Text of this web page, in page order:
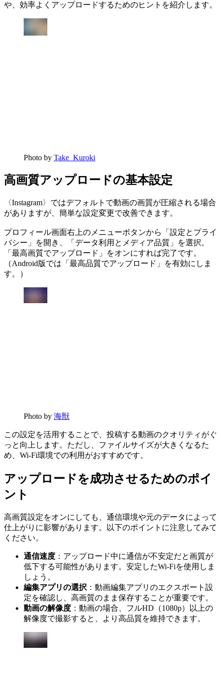
や、効率よくアップロードするためのヒントを紹介します。
Photo by Take_Kuroki
高画質アップロードの基本設定
〈Instagram〉ではデフォルトで動画の画質が圧縮される場合
がありますが、簡単な設定変更で改善できます。
プロフィール画面右上のメニューボタンから「設定とプライ
バシー」を開き、「データ利用とメディア品質」を選択。
「最高画質でアップロード」をオンにすれば完了です。
（Android版では「最高品質でアップロード」を有効にしま
す。）
Photo by 海獣
この設定を活用することで、投稿する動画のクオリティがぐ
っと向上します。ただし、ファイルサイズが大きくなるた
め、Wi-Fi環境での利用がおすすめです。
アップロードを成功させるためのポイ
ント
高画質設定をオンにしても、通信環境や元のデータによって
仕上がりに影響があります。以下のポイントに注意してみて
ください。
通信速度 ：アップロード中に通信が不安定だと画質が
低下する可能性があります。安定したWi-Fiを使用しま
しょう。
編集アプリの選択 ：動画編集アプリのエクスポート設
定を確認し、高画質のまま保存することが重要です。
動画の解像度 ：動画の場合、フルHD（1080p）以上の
解像度で撮影すると、より高品質を維持できます。